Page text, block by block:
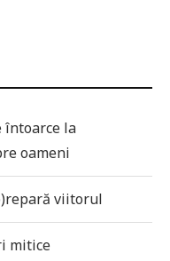
întoarce la
oameni
viitorul
mitice